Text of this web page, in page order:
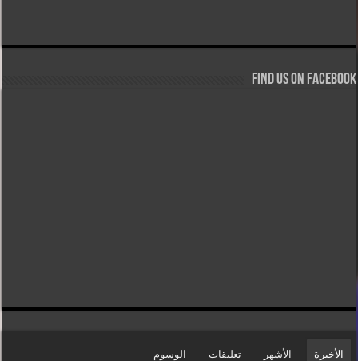
Find us on Facebook
الأخيرة الأشهر تعليقات الوسوم